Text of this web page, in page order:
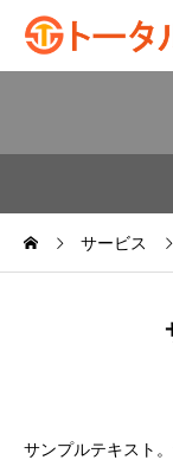
サービス
サンプルテキスト